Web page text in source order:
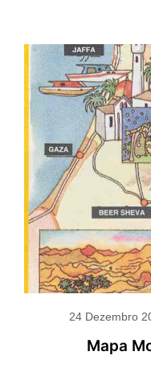
24 Dezembro
Mapa